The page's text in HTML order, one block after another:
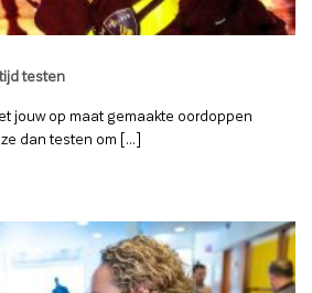
testen
jouw op maat gemaakte oordoppen
dan testen om [...]